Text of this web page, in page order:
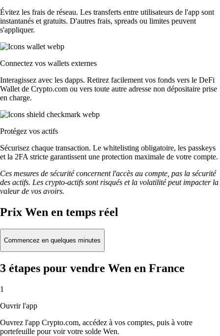
Évitez les frais de réseau. Les transferts entre utilisateurs de l'app sont
instantanés et gratuits. D'autres frais, spreads ou limites peuvent
s'appliquer.
Connectez vos wallets externes
Interagissez avec les dapps. Retirez facilement vos fonds vers le DeFi
Wallet de Crypto.com ou vers toute autre adresse non dépositaire prise
en charge.
Protégez vos actifs
Sécurisez chaque transaction. Le whitelisting obligatoire, les passkeys
et la 2FA stricte garantissent une protection maximale de votre compte.
Ces mesures de sécurité concernent l'accès au compte, pas la sécurité
des actifs. Les crypto-actifs sont risqués et la volatilité peut impacter la
valeur de vos avoirs.
Prix Wen en temps réel
Commencez en quelques minutes
3 étapes pour vendre Wen en France
1
Ouvrir l'app
Ouvrez l'app Crypto.com, accédez à vos comptes, puis à votre
portefeuille pour voir votre solde Wen.